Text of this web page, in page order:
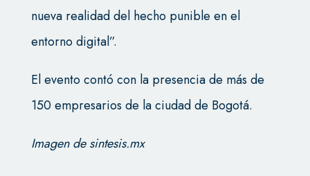
nueva realidad del hecho punible en el
entorno digital”.
El evento contó con la presencia de más de
150 empresarios de la ciudad de Bogotá.
Imagen de sintesis.mx